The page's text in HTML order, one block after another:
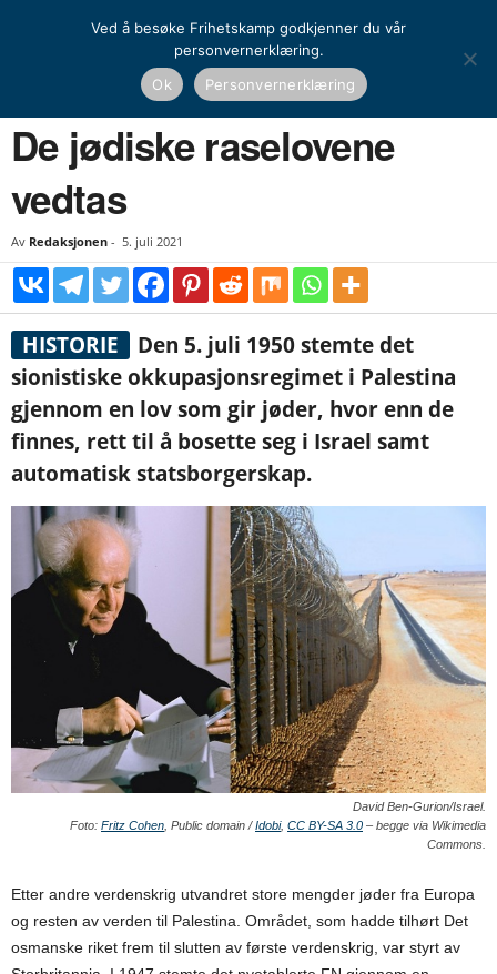
Dagens historiske De jødiske raselovene vedtas
DAGENS HISTORISKE VERDENSHISTORIE
De jødiske raselovene
vedtas
Av Redaksjonen - 5. juli 2021
HISTORIE
Den 5. juli 1950 stemte det
sionistiske okkupasjonsregimet i Palestina
gjennom en lov som gir jøder, hvor enn de
finnes, rett til å bosette seg i Israel samt
automatisk statsborgerskap.
David Ben-Gurion/Israel.
Foto: Fritz Cohen, Public domain /Idobi, CC BY-SA 3.0 – begge via Wikimedia
Commons.
Etter andre verdenskrig utvandret store mengder jøder fra Europa
og resten av verden til Palestina. Området, som hadde tilhørt Det
osmanske riket frem til slutten av første verdenskrig, var styrt av
Ved å besøke Frihetskamp godkjenner du vår
personvernerklæring.
Ok
Personvernerklæring